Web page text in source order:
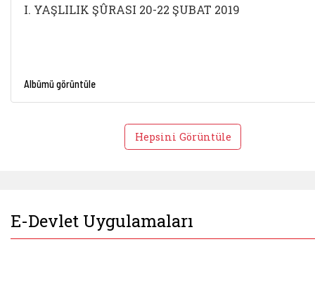
I. YAŞLILIK ŞÛRASI 20-22 ŞUBAT 2019
Albümü görüntüle
Hepsini Görüntüle
E-Devlet Uygulamaları